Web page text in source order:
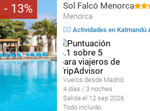
13 Sol Falcó Menorca
Menorca
🤹‍♀️ Actividades en Katmandú
Vuelos desde Madrid
4 días / 3 noches
Salida el 12 sep 2026
Todo incluido